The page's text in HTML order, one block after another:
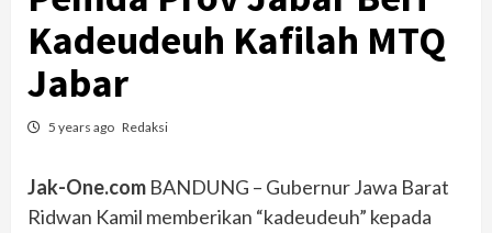
Kadeudeuh Kafilah MTQ
Jabar
5 years ago Redaksi
Jak-One.com BANDUNG – Gubernur Jawa Barat
Ridwan Kamil memberikan “kadeudeuh” kepada